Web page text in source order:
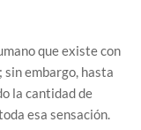
que existe con
embargo, hasta
la cantidad de
esa sensación.